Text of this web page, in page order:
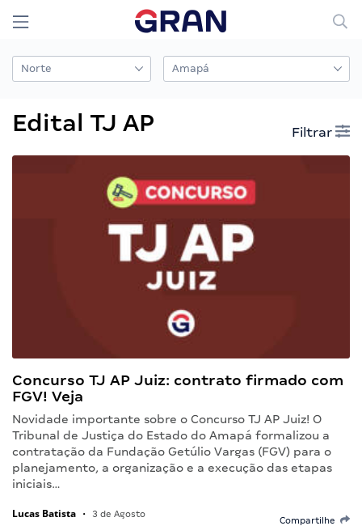
Edital TJ AP Filtrar
Concurso TJ AP Juiz: contrato firmado com
FGV! Veja
Novidade importante sobre o Concurso TJ AP Juiz! O
Tribunal de Justiça do Estado do Amapá formalizou a
contratação da Fundação Getúlio Vargas (FGV) para o
planejamento, a organização e a execução das etapas
iniciais…
Lucas Batista • 3 de Agosto
Compartilhe